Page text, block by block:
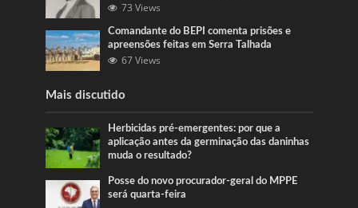
73 Views
Comandante do BEPI comenta prisões e
apreensões feitas em Serra Talhada
67 Views
Mais discutido
Herbicidas pré-emergentes: por que a
aplicação antes da germinação das daninhas
muda o resultado?
Posse do novo procurador-geral do MPPE
será quarta-feira